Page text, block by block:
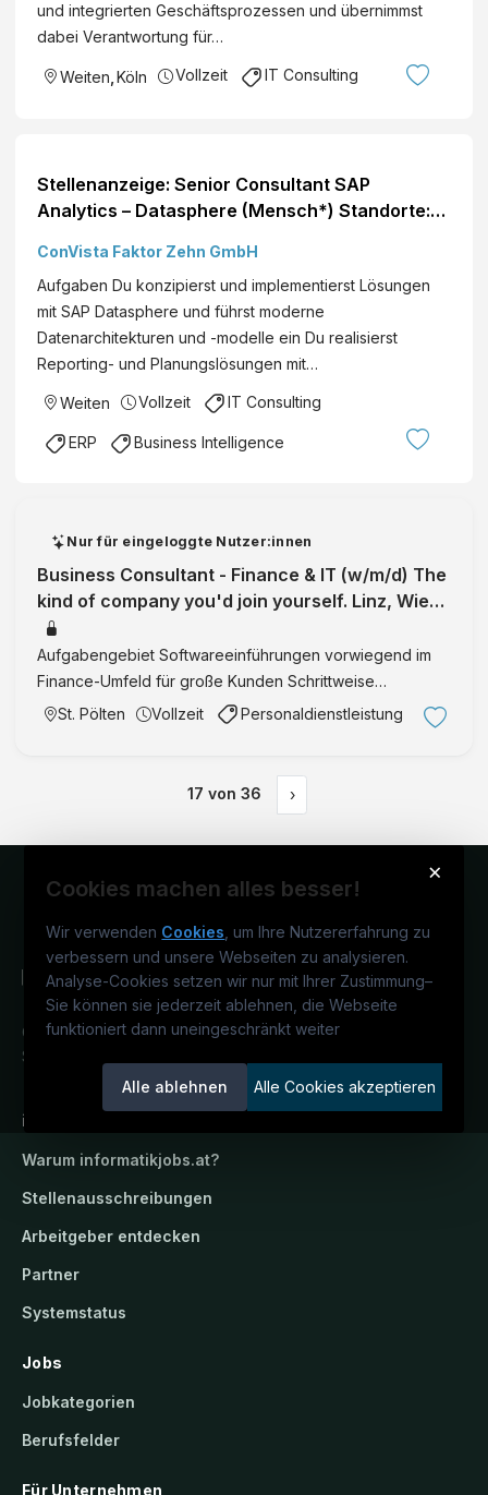
und integrierten Geschäftsprozessen und übernimmst
dabei Verantwortung für…
Weiten Köln Vollzeit IT Consulting
Stellenanzeige: Senior Consultant SAP
Analytics – Datasphere (Mensch*) Standorte:
ConVista Faktor Zehn GmbH
Aufgaben Du konzipierst und implementierst Lösungen
mit SAP Datasphere und führst moderne
Datenarchitekturen und -modelle ein Du realisierst
Reporting- und Planungslösungen mit…
Weiten Vollzeit IT Consulting
ERP Business Intelligence
Nur für eingeloggte Nutzer:innen
Business Consultant - Finance & IT (w/m/d) The
kind of company you'd join yourself. Linz, Wien,
Salzburg, St. Pölten, We
Aufgabengebiet Softwareeinführungen vorwiegend im
Finance-Umfeld für große Kunden Schrittweise
Übernahme von Arbeitspaketen, um tief in
St. Pölten Vollzeit Personaldienstleistung
17 von 36 ›
×
Cookies machen alles besser!
Wir verwenden Cookies , um Ihre Nutzererfahrung zu
verbessern und unsere Webseiten zu analysieren.
Analyse-Cookies setzen wir nur mit Ihrer Zustimmung–
Sie können sie jederzeit ablehnen, die Webseite
funktioniert dann uneingeschränkt weiter
Alle ablehnen Alle Cookies akzeptieren
Österreichs IT-Karriereportal.Ein
Service der candidatis GmbH.
informatikjobs.at
Warum informatikjobs.at?
Stellenausschreibungen
Arbeitgeber entdecken
Partner
Systemstatus
Jobs
Jobkategorien
Berufsfelder
Für Unternehmen